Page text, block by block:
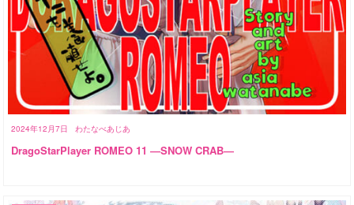
2024年12月7日 わたなべあじあ
DragoStarPlayer ROMEO 11 ―SNOW CRAB―